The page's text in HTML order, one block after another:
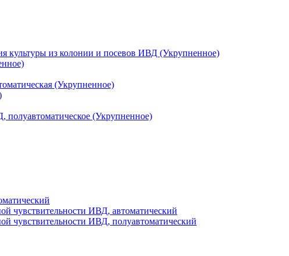
культуры из колонии и посевов ИВД (Укрупненное)
(Укрупненное)
полуавтоматическое (Укрупненное)
чувствительности ИВД, автоматический
чувствительности ИВД, полуавтоматический